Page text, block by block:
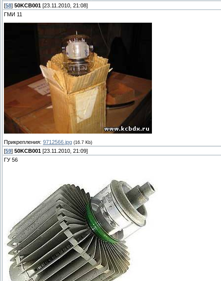
[58] 50KCB001 [23.11.2010, 21:08]
ГМИ 11
Прикрепления: 9712566.jpg (16.7 Kb)
[59] 50KCB001 [23.11.2010, 21:09]
ГУ 56